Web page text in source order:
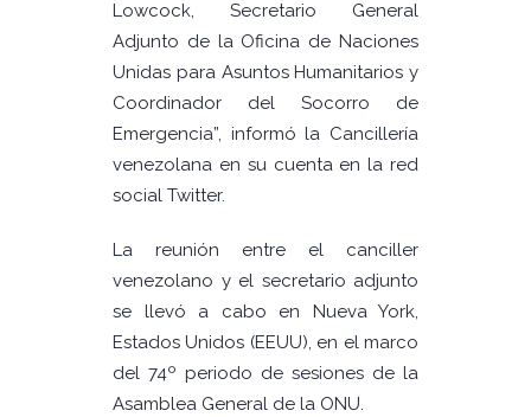
Lowcock, Secretario General
Adjunto de la Oficina de Naciones
Unidas para Asuntos Humanitarios y
Coordinador del Socorro de
Emergencia”, informó la Cancillería
venezolana en su cuenta en la red
social Twitter.
La reunión entre el canciller
venezolano y el secretario adjunto
se llevó a cabo en Nueva York,
Estados Unidos (EEUU), en el marco
del 74º periodo de sesiones de la
Asamblea General de la ONU.